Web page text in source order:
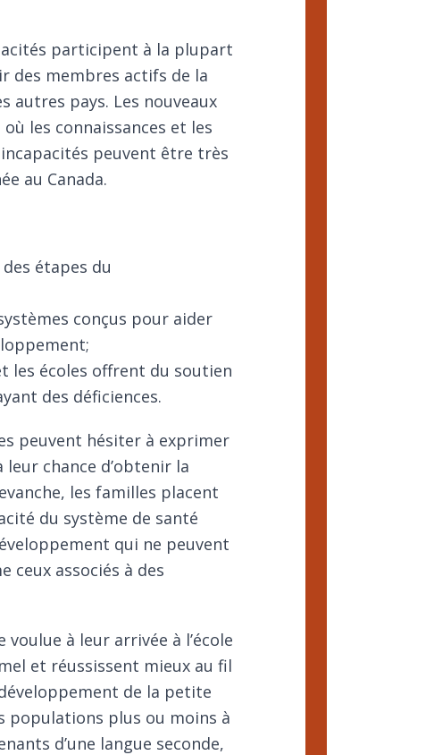
participent à la plupart
des membres actifs de la
autres pays. Les nouveaux
les connaissances et les
peuvent être très
au Canada.
étapes du
conçus pour aider
les écoles offrent du soutien
ayant des déficiences.
peuvent hésiter à exprimer
chance d’obtenir la
les familles placent
du système de santé
qui ne peuvent
ceux associés à des
à leur arrivée à l’école
et réussissent mieux au fil
de la petite
populations plus ou moins à
d’une langue seconde,